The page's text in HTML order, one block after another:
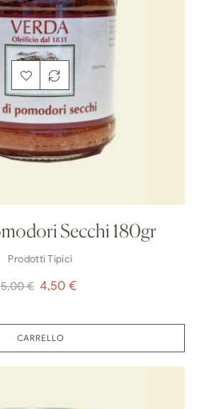
Patè Di Pomodori Secchi 180gr
Prodotti Tipici
Prezzo
5,00 € Prezzo
4,50 €
CARRELLO